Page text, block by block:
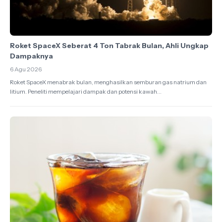
Roket SpaceX Seberat 4 Ton Tabrak Bulan, Ahli Ungkap
Dampaknya
6 Agu 2026
Roket SpaceX menabrak bulan, menghasilkan semburan gas natrium dan
litium. Peneliti mempelajari dampak dan potensi kawah...